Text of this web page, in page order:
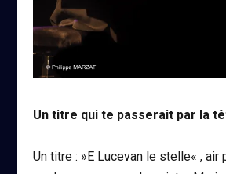
Un titre qui te passerait par la
Un titre : »E Lucevan le stelle« , air